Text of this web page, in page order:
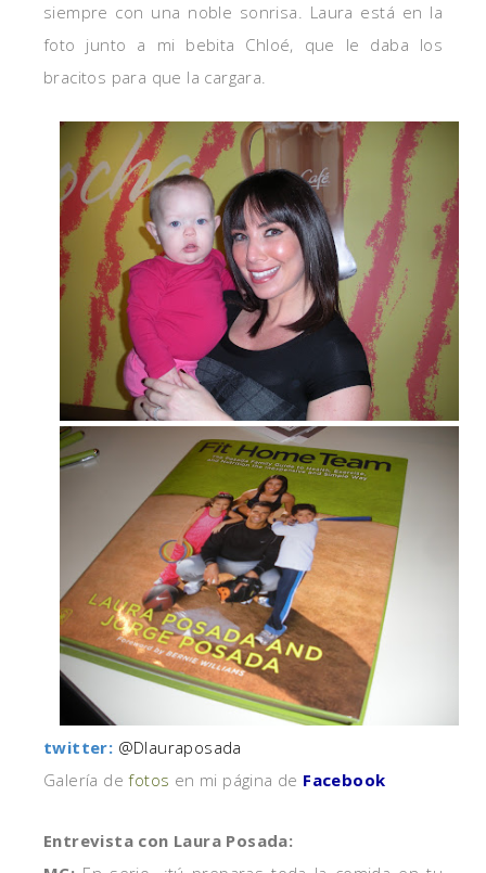
siempre con una noble sonrisa. Laura está en la
foto junto a mi bebita Chloé, que le daba los
bracitos para que la cargara.
twitter: @Dlauraposada
Galería defotos en mi página de Facebook
Entrevista con Laura Posada: